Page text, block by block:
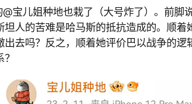
@宝儿姐种地也栽了（大号炸了）。前脚
坦人的苦难是哈马斯的抵抗造成的。顺
出去吗？反之，顺着她评价巴以战争的